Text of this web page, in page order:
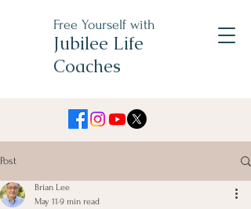
Free Yourself with
Jubilee Life
Coaches
Post
Brian Lee
May 11 9 min read